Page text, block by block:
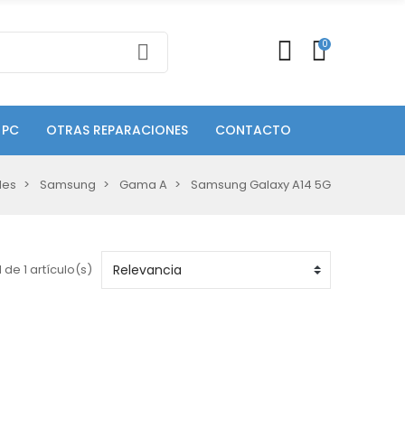
0
OTRAS REPARACIONES CONTACTO
Samsung Gama A Samsung Galaxy A14 5G
de 1 artículo(s)